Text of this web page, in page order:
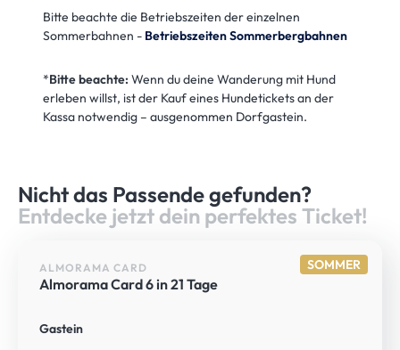
Bitte beachte die Betriebszeiten der einzelnen
Sommerbahnen - Betriebszeiten Sommerbergbahnen
*Bitte beachte: Wenn du deine Wanderung mit Hund
erleben willst, ist der Kauf eines Hundetickets an der
Kassa notwendig – ausgenommen Dorfgastein.
Nicht das Passende gefunden?
Entdecke jetzt dein perfektes Ticket!
SOMMER
ALMORAMA CARD
Almorama Card 6 in 21 Tage
Gastein